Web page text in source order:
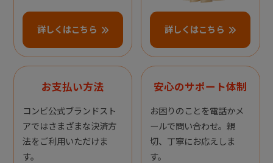
詳しくはこちら 詳しくはこちら
お支払い方法
コンビ公式ブランドスト
アではさまざまな決済方
法をご利用いただけま
す。
安心のサポート体制
お困りのことを電話かメ
ールで問い合わせ。親
切、丁寧にお応えしま
す。